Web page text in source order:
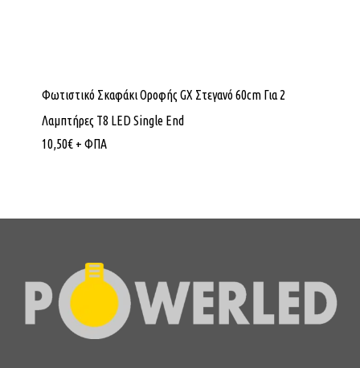
Φωτιστικό Σκαφάκι Οροφής GX Στεγανό 60cm Για 2
Λαμπτήρες Τ8 LED Single End
10,50€ + ΦΠΑ